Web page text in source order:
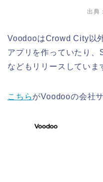
出典
VoodooはCrowd City以
アプリを作っていたり
などもリリースしていま
こちらがVoodooの会社